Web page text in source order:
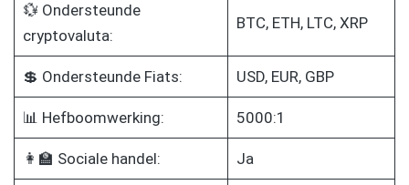
💱 Ondersteunde
cryptovaluta:
BTC, ETH, LTC, XRP
💲 Ondersteunde Fiats: USD, EUR, GBP
📊 Hefboomwerking: 5000:1
👩‍🏫 Sociale handel: Ja